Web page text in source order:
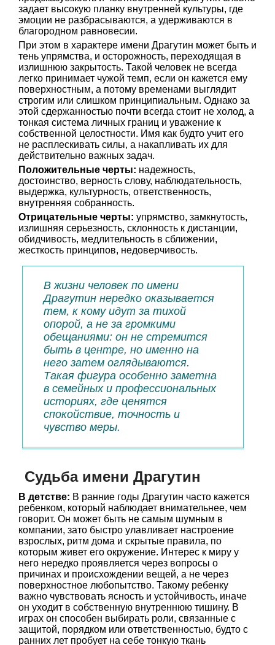
задает высокую планку внутренней культуры, где
эмоции не разбрасываются, а удерживаются в
благородном равновесии.
При этом в характере имени Драгутин может быть и
тень упрямства, и осторожность, переходящая в
излишнюю закрытость. Такой человек не всегда
легко принимает чужой темп, если он кажется ему
поверхностным, а потому временами выглядит
строгим или слишком принципиальным. Однако за
этой сдержанностью почти всегда стоит не холод, а
тонкая система личных границ и уважение к
собственной целостности. Имя как будто учит его
не расплескивать силы, а накапливать их для
действительно важных задач.
Положительные черты: надежность,
достоинство, верность слову, наблюдательность,
выдержка, культурность, ответственность,
внутренняя собранность.
Отрицательные черты: упрямство, замкнутость,
излишняя серьезность, склонность к дистанции,
обидчивость, медлительность в сближении,
жесткость принципов, недоверчивость.
В жизни человек по имени
Драгутин нередко оказывается
тем, к кому идут за тихой
опорой, а не за громкими
обещаниями: он не стремится
быть в центре, но именно на
него затем оглядываются.
Такая фигура особенно заметна
в семейных и профессиональных
историях, где ценятся
спокойствие, точность и
чувство меры.
Судьба имени Драгутин
В детстве: В ранние годы Драгутин часто кажется
ребенком, который наблюдает внимательнее, чем
говорит. Он может быть не самым шумным в
компании, зато быстро улавливает настроение
взрослых, ритм дома и скрытые правила, по
которым живет его окружение. Интерес к миру у
него нередко проявляется через вопросы о
причинах и происхождении вещей, а не через
поверхностное любопытство. Такому ребенку
важно чувствовать ясность и устойчивость, иначе
он уходит в собственную внутреннюю тишину. В
играх он способен выбирать роли, связанные с
защитой, порядком или ответственностью, будто с
ранних лет пробует на себе тонкую ткань